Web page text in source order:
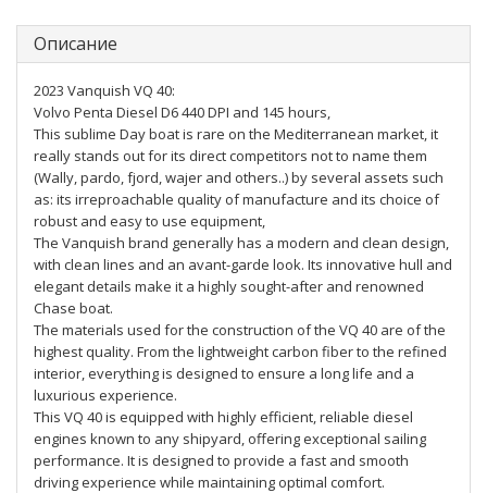
Описание
2023 Vanquish VQ 40:
Volvo Penta Diesel D6 440 DPI and 145 hours,
This sublime Day boat is rare on the Mediterranean market, it
really stands out for its direct competitors not to name them
(Wally, pardo, fjord, wajer and others..) by several assets such
as: its irreproachable quality of manufacture and its choice of
robust and easy to use equipment,
The Vanquish brand generally has a modern and clean design,
with clean lines and an avant-garde look. Its innovative hull and
elegant details make it a highly sought-after and renowned
Chase boat.
The materials used for the construction of the VQ 40 are of the
highest quality. From the lightweight carbon fiber to the refined
interior, everything is designed to ensure a long life and a
luxurious experience.
This VQ 40 is equipped with highly efficient, reliable diesel
engines known to any shipyard, offering exceptional sailing
performance. It is designed to provide a fast and smooth
driving experience while maintaining optimal comfort.